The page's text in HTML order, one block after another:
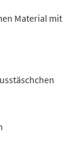
Material mit